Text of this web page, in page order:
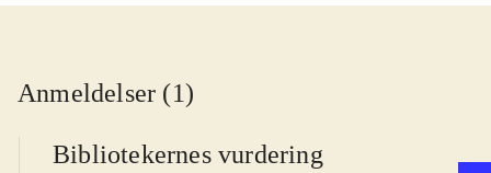
Anmeldelser (1)
Bibliotekernes vurdering